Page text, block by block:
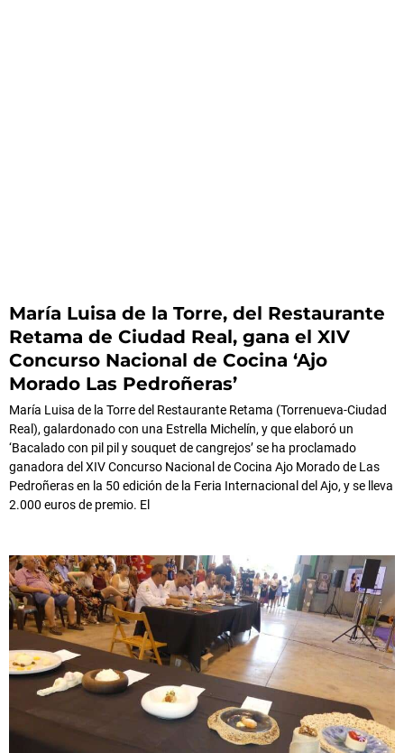
María Luisa de la Torre, del Restaurante
Retama de Ciudad Real, gana el XIV
Concurso Nacional de Cocina ‘Ajo
Morado Las Pedroñeras’
María Luisa de la Torre del Restaurante Retama (Torrenueva-Ciudad
Real), galardonado con una Estrella Michelín, y que elaboró un
‘Bacalado con pil pil y souquet de cangrejos’ se ha proclamado
ganadora del XIV Concurso Nacional de Cocina Ajo Morado de Las
Pedroñeras en la 50 edición de la Feria Internacional del Ajo, y se lleva
2.000 euros de premio. El